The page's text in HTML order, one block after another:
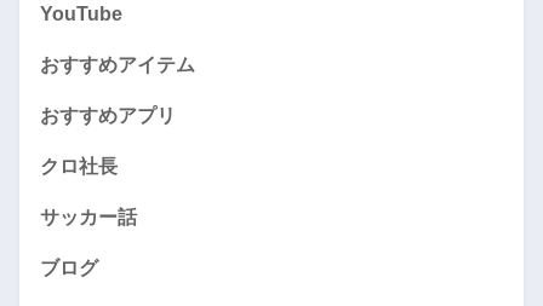
YouTube
おすすめアイテム
おすすめアプリ
クロ社長
サッカー話
ブログ